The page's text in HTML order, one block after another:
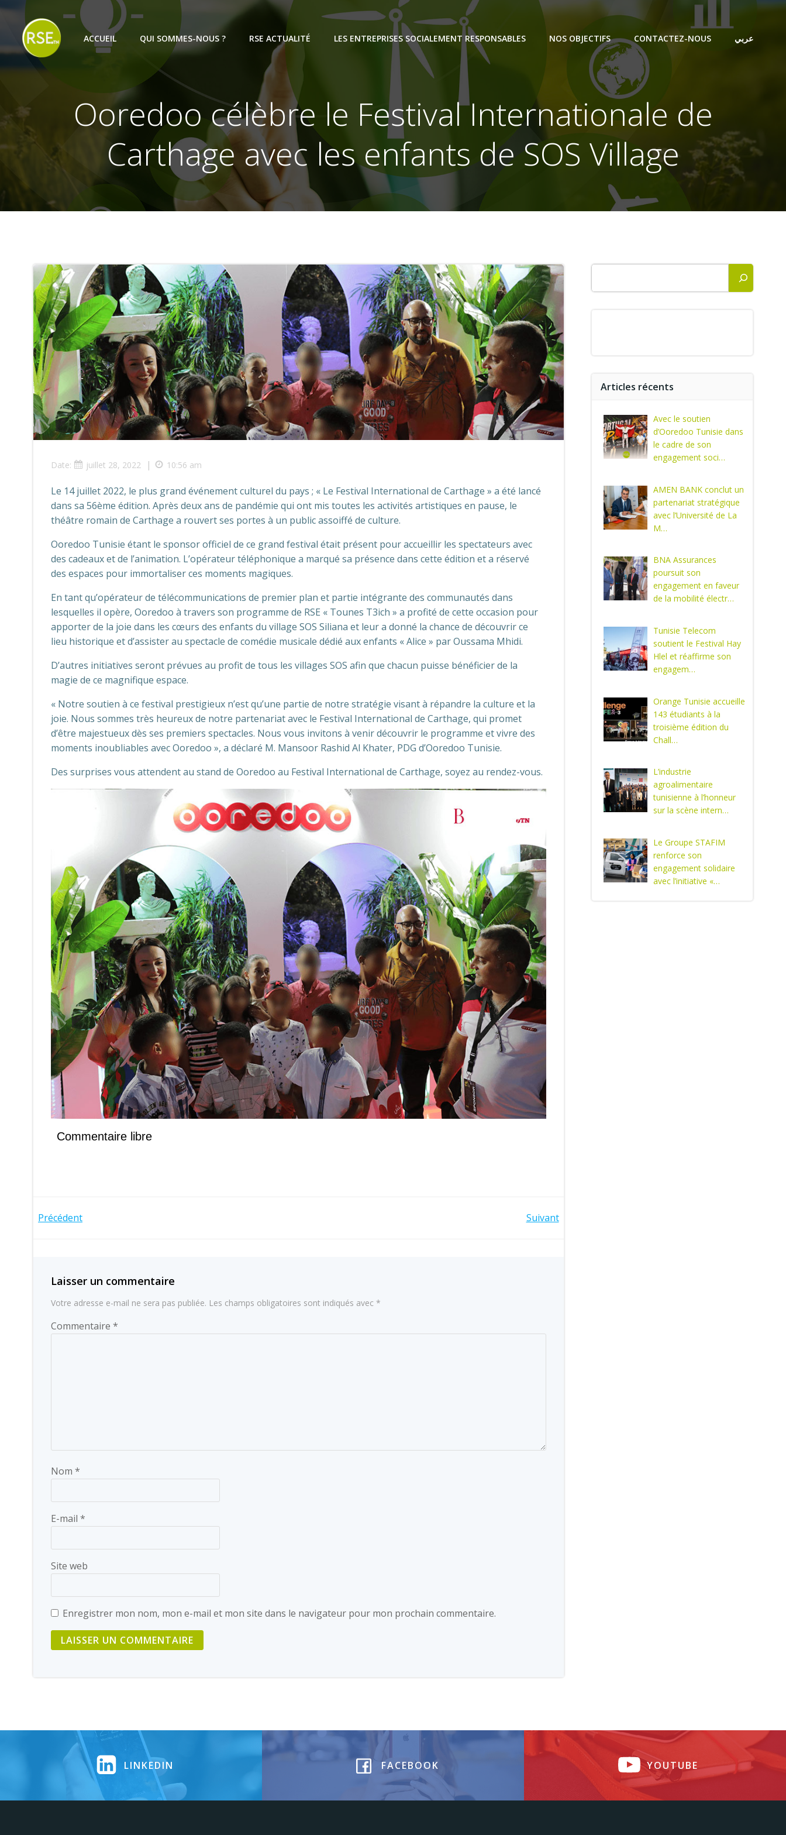
Aller
contenu
ACCUEIL QUI SOMMES-NOUS ? RSE ACTUALITÉ LES ENTREPRISES SOCIALEMENT RESPONSABLES NOS OBJECTIFS CONTACTEZ-NOUS عربي
Ooredoo célèbre le Festival Internationale de
Carthage avec les enfants de SOS Village
Date: juillet 28, 2022 | 10:56 am
Le 14 juillet 2022, le plus grand événement culturel du pays ; « Le Festival International de Carthage » a été lancé
dans sa 56ème édition. Après deux ans de pandémie qui ont mis toutes les activités artistiques en pause, le
théâtre romain de Carthage a rouvert ses portes à un public assoiffé de culture.
Ooredoo Tunisie étant le sponsor officiel de ce grand festival était présent pour accueillir les spectateurs avec
des cadeaux et de l’animation. L’opérateur téléphonique a marqué sa présence dans cette édition et a réservé
des espaces pour immortaliser ces moments magiques.
En tant qu’opérateur de télécommunications de premier plan et partie intégrante des communautés dans
lesquelles il opère, Ooredoo à travers son programme de RSE « Tounes T3ich » a profité de cette occasion pour
apporter de la joie dans les cœurs des enfants du village SOS Siliana et leur a donné la chance de découvrir ce
lieu historique et d’assister au spectacle de comédie musicale dédié aux enfants « Alice » par Oussama Mhidi.
D’autres initiatives seront prévues au profit de tous les villages SOS afin que chacun puisse bénéficier de la
magie de ce magnifique espace.
« Notre soutien à ce festival prestigieux n’est qu’une partie de notre stratégie visant à répandre la culture et la
joie. Nous sommes très heureux de notre partenariat avec le Festival International de Carthage, qui promet
d’être majestueux dès ses premiers spectacles. Nous vous invitons à venir découvrir le programme et vivre des
moments inoubliables avec Ooredoo », a déclaré M. Mansoor Rashid Al Khater, PDG d’Ooredoo Tunisie.
Des surprises vous attendent au stand de Ooredoo au Festival International de Carthage, soyez au rendez-vous.
Commentaire libre
Navigation
l’article
Précédent Suivant
Laisser un commentaire
Votre adresse e-mail ne sera pas publiée. Les champs obligatoires sont indiqués avec *
Commentaire *
Nom *
E-mail *
Site web
Enregistrer mon nom, mon e-mail et mon site dans le navigateur pour mon prochain commentaire.
Rechercher
Articles récents
Avec le soutien
d’Ooredoo Tunisie dans
le cadre de son
engagement soci…
AMEN BANK conclut un
partenariat stratégique
avec l’Université de La
M…
BNA Assurances
poursuit son
engagement en faveur
de la mobilité électr…
Tunisie Telecom
soutient le Festival Hay
Hlel et réaffirme son
engagem…
Orange Tunisie accueille
143 étudiants à la
troisième édition du
Chall…
L’industrie
agroalimentaire
tunisienne à l’honneur
sur la scène intern…
Le Groupe STAFIM
renforce son
engagement solidaire
avec l’initiative «…
LINKEDIN FACEBOOK YOUTUBE